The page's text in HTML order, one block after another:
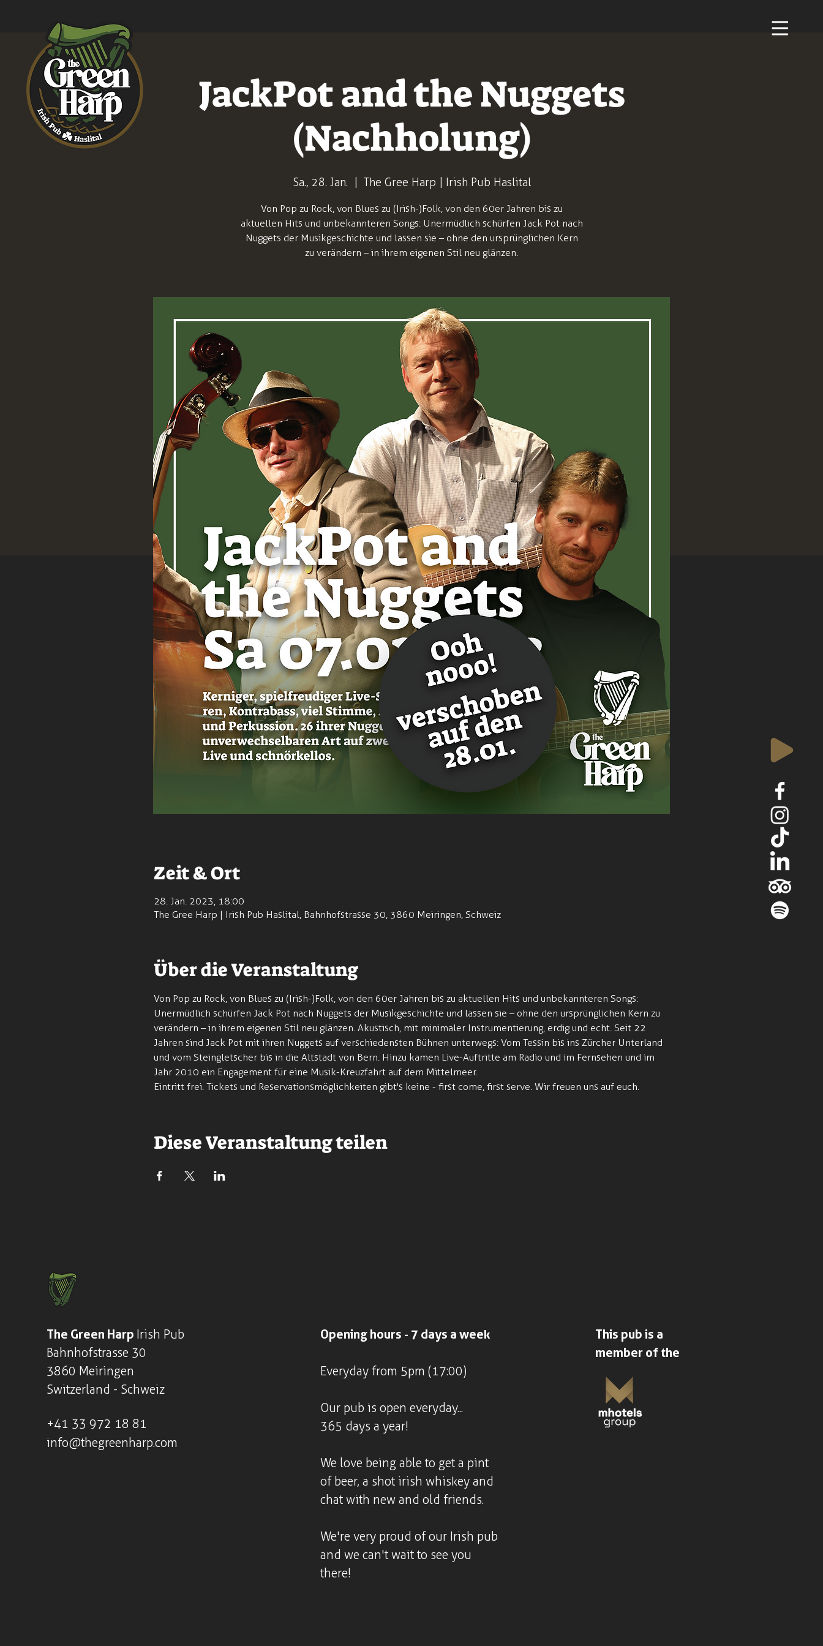
JackPot and the Nuggets
(Nachholung)
Sa., 28. Jan. The Gree Harp | Irish Pub Haslital
Von Pop zu Rock, von Blues zu (Irish-)Folk, von den 60er Jahren bis zu
aktuellen Hits und unbekannteren Songs: Unermüdlich schürfen Jack Pot nach
Nuggets der Musikgeschichte und lassen sie – ohne den ursprünglichen Kern
zu verändern – in ihrem eigenen Stil neu glänzen.
Zeit & Ort
28. Jan. 2023, 18:00
The Gree Harp | Irish Pub Haslital, Bahnhofstrasse 30, 3860 Meiringen, Schweiz
Über die Veranstaltung
Von Pop zu Rock, von Blues zu (Irish-)Folk, von den 60er Jahren bis zu aktuellen Hits und unbekannteren Songs:
Unermüdlich schürfen Jack Pot nach Nuggets der Musikgeschichte und lassen sie – ohne den ursprünglichen Kern zu
verändern – in ihrem eigenen Stil neu glänzen. Akustisch, mit minimaler Instrumentierung, erdig und echt. Seit 22
Jahren sind Jack Pot mit ihren Nuggets auf verschiedensten Bühnen unterwegs: Vom Tessin bis ins Zürcher Unterland
und vom Steingletscher bis in die Altstadt von Bern. Hinzu kamen Live-Auftritte am Radio und im Fernsehen und im
Jahr 2010 ein Engagement für eine Musik-Kreuzfahrt auf dem Mittelmeer.
Eintritt frei. Tickets und Reservationsmöglichkeiten gibt's keine - first come, first serve. Wir freuen uns auf euch.
Diese Veranstaltung teilen
The Green Harp Irish Pub
Bahnhofstrasse 30
3860 Meiringen
Switzerland - Schweiz
+41 33 972 18 81
info@thegreenharp.com
Opening hours - 7 days a week
Everyday from 5pm (17:00)
Our pub is open everyday...
365 days a year!
We love being able to get a pint
of beer, a shot irish whiskey and
chat with new and old friends.
We're very proud of our Irish pub
and we can't wait to see you
there!
This pub is a
member of the